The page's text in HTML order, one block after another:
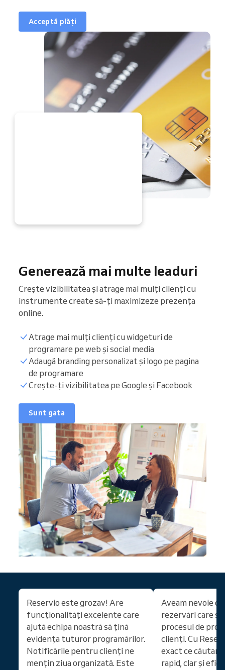
Acceptă plăți
Generează mai multe leaduri
Crește vizibilitatea și atrage mai mulți clienți cu
instrumente create să-ți maximizeze prezența
online.
Atrage mai mulți clienți cu widgeturi de
programare pe web și social media
Adaugă branding personalizat și logo pe pagina
de programare
Crește-ți vizibilitatea pe Google și Facebook
Sunt gata
Reservio este grozav! Are
funcționalități excelente care
ajută echipa noastră să țină
evidența tuturor programărilor.
Notificările pentru clienți ne
mențin ziua organizată. Este
Aveam nevoie
rezervări care
procesul de
clienți. Cu
exact ce
rapid, clar și